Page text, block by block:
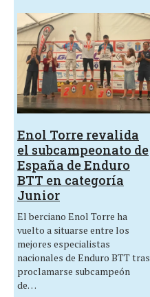
Enol Torre revalida
el subcampeonato de
España de Enduro
BTT en categoría
Junior
El berciano Enol Torre ha
vuelto a situarse entre los
mejores especialistas
nacionales de Enduro BTT tras
proclamarse subcampeón
de…